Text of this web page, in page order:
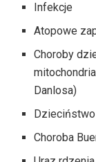
Infekcje
Atopowe
Choroby
Danlosa)
Dzieciństwo
Choroba